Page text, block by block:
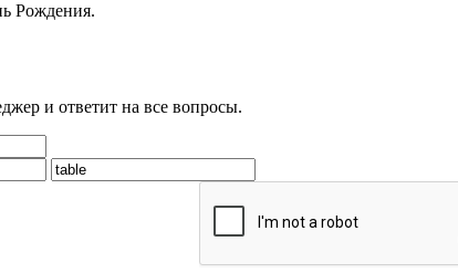
Рождения.
и ответит на все вопросы.